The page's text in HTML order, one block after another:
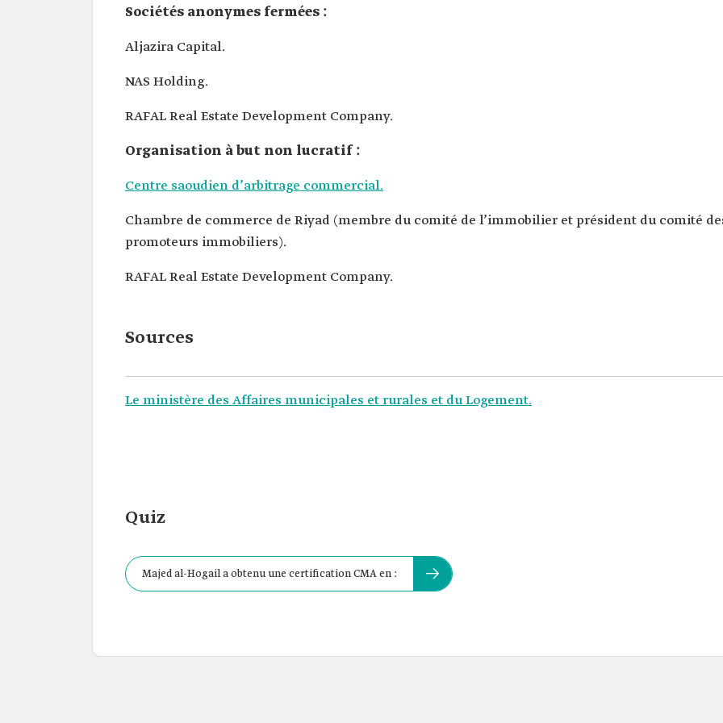
Sociétés anonymes fermées :
Aljazira Capital.
NAS Holding.
RAFAL Real Estate Development Company.
Organisation à but non lucratif :
Centre saoudien d’arbitrage commercial.
Chambre de commerce de Riyad (membre du comité de l’immobilier et président du comité
promoteurs immobiliers).
RAFAL Real Estate Development Company.
Sources
Le ministère des Affaires municipales et rurales et du Logement.
Quiz
Majed al-Hogail a obtenu une certification CMA en :